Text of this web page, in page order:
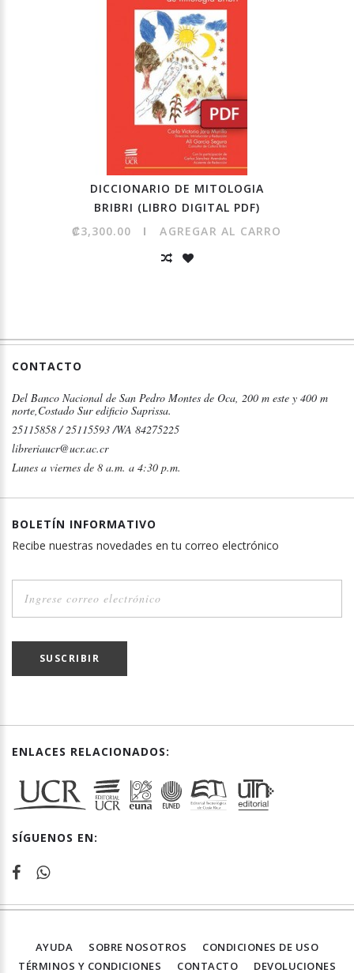
DICCIONARIO DE MITOLOGIA
BRIBRI (LIBRO DIGITAL PDF)
₡3,300.00
AGREGAR AL CARRO
CONTACTO
Del Banco Nacional de San Pedro Montes de Oca, 200 m este y 400 m
norte,Costado Sur edificio Saprissa.
25115858 / 25115593 /WA 84275225
libreriaucr@ucr.ac.cr
Lunes a viernes de 8 a.m. a 4:30 p.m.
BOLETÍN INFORMATIVO
Recibe nuestras novedades en tu correo electrónico
SUSCRIBIR
ENLACES RELACIONADOS:
SÍGUENOS EN:
AYUDA SOBRE NOSOTROS
CONDICIONES DE USO
TÉRMINOS Y CONDICIONES
CONTACTO DEVOLUCIONES